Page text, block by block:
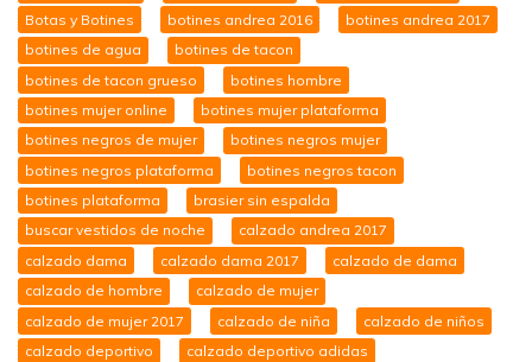
Botas y Botines botines andrea 2016
botines andrea 2017
botines de agua
botines de tacon
botines de tacon grueso
botines hombre
botines mujer online
botines mujer plataforma
botines negros de mujer
botines negros mujer
botines negros plataforma
botines negros tacon
botines plataforma
brasier sin espalda
buscar vestidos de noche
calzado andrea 2017
calzado dama
calzado dama 2017
calzado de dama
calzado de hombre
calzado de mujer
calzado de mujer 2017
calzado de niña
calzado de niños
calzado deportivo
calzado deportivo adidas